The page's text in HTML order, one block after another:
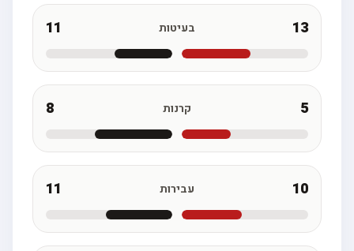
13 בעיטות 11
קרנות
10 עבירות 11